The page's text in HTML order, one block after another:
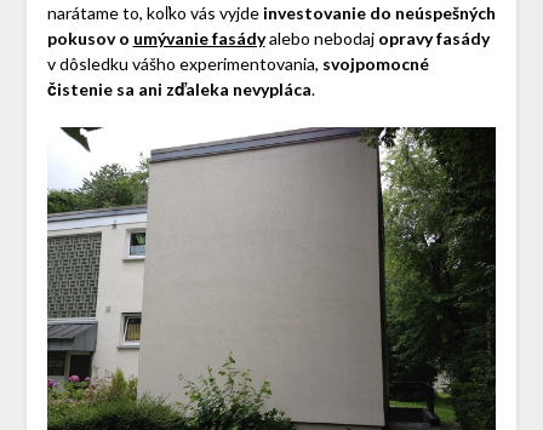
narátame to, koľko vás vyjde investovanie do neúspešných
pokusov o umývanie fasádyalebo nebodaj opravy fasády
v dôsledku vášho experimentovania, svojpomocné
čistenie sa ani zďaleka nevypláca.